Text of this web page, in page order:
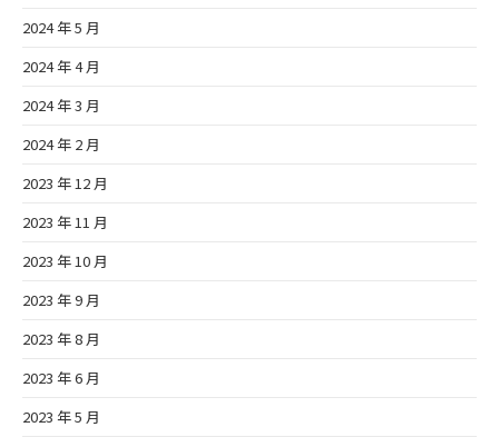
2024 年 5 月
2024 年 4 月
2024 年 3 月
2024 年 2 月
2023 年 12 月
2023 年 11 月
2023 年 10 月
2023 年 9 月
2023 年 8 月
2023 年 6 月
2023 年 5 月